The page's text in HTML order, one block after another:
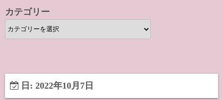
カテゴリー
カ
テ
ー
日: 2022年10月7日